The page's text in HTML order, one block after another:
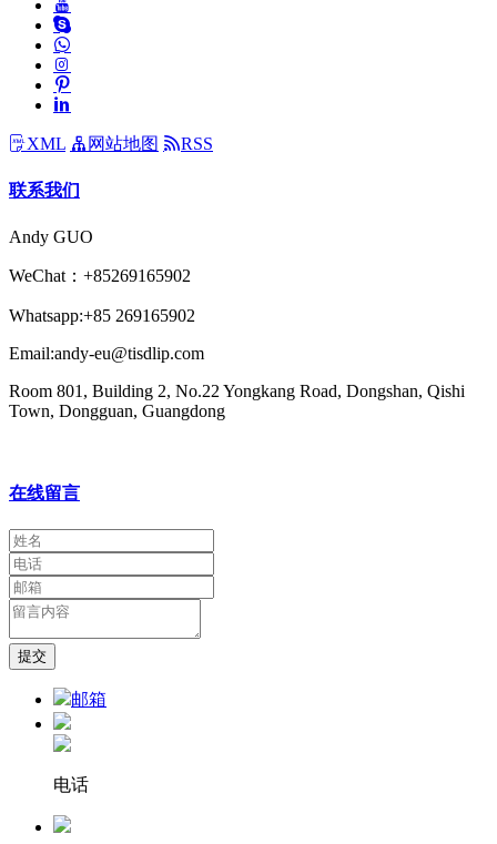
XML 网站地图 RSS
联系我们
Andy GUO
WeChat：+85269165902
Whatsapp:+85 269165902
Email:andy-eu@tisdlip.com
Room 801, Building 2, No.22 Yongkang Road, Dongshan, Qishi
Town, Dongguan, Guangdong
在线留言
提交
邮箱
电话